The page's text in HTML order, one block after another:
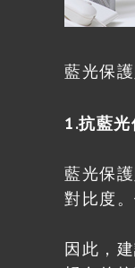
藍光保
1.抗藍
藍光保
對比度
因此，